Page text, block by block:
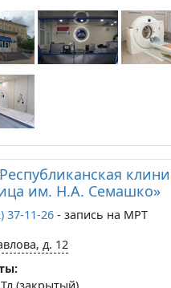
им. Н.А. Семашко»
37-11-26 - запись на МРТ
д. 12
(закрытый)